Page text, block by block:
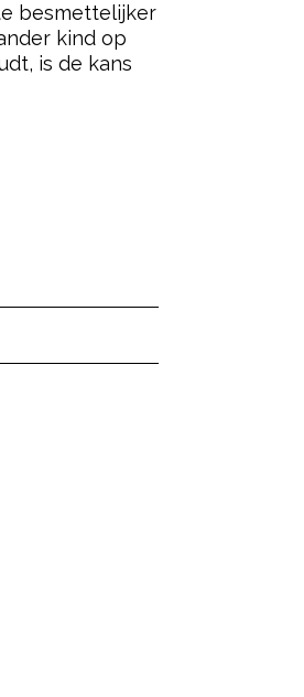
besmettelijker
kind op
is de kans